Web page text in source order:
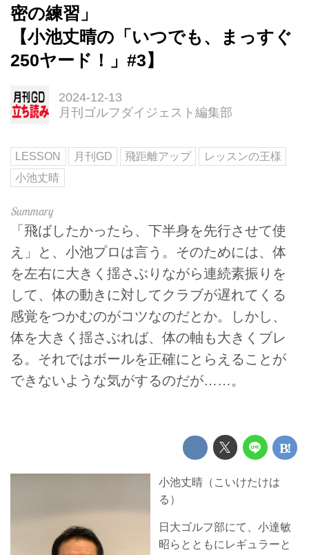
密の練習」
【小池丈晴の「いつでも、まっすぐ
250ヤード！」#3】
2024-12-13
月刊ゴルフダイジェスト編集部
LESSON 月刊GD 飛距離アップ
レッスンの王様
小池丈晴
「飛ばしたかったら、下半身を先行させて使
え」と、小池プロは言う。そのためには、体
を左右に大きく揺さぶりながら連続素振りを
して、体の動きに対してクラブが遅れてくる
感覚をつかむのがコツなのだとか。しかし、
体を大きく揺さぶれば、体の軸も大きくブレ
る。それではボールを正確にとらえることが
できないような気がするのだが……。
小池丈晴（こいけたけは
る）
日大ゴルフ部にて、小達敏
昭らとともにレギュラーと